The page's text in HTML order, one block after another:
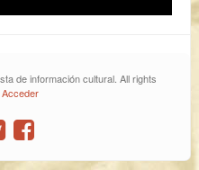
de información cultural. All rights
Acceder